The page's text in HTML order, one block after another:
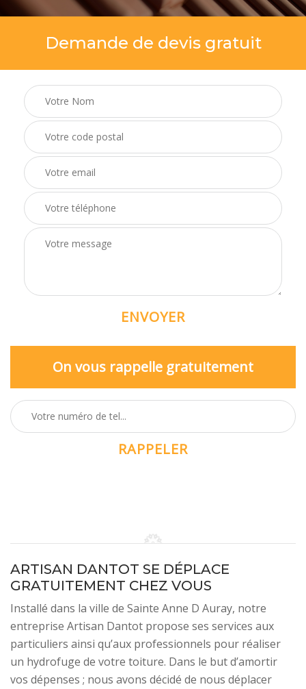
Demande de devis gratuit
On vous rappelle gratuitement
ARTISAN DANTOT SE DÉPLACE
GRATUITEMENT CHEZ VOUS
Installé dans la ville de Sainte Anne D Auray, notre
entreprise Artisan Dantot propose ses services aux
particuliers ainsi qu’aux professionnels pour réaliser
un hydrofuge de votre toiture. Dans le but d’amortir
vos dépenses ; nous avons décidé de nous déplacer